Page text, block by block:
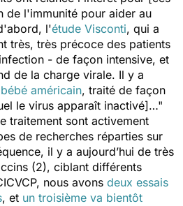
de l'immunité pour aider au
l'étude Visconti, qui a
très, très précoce des patients
- de façon intensive, et
de la charge virale. Il y a
américain, traité de façon
le virus apparaît inactivé]…"
traitement sont activement
de recherches réparties sur
il y a aujourd’hui de très
(2), ciblant différents
nous avons deux essais
, et un troisième va bientôt